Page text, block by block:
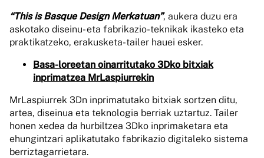
“This is Basque Design Merkatuan”, aukera duzu era
askotako diseinu- eta fabrikazio-teknikak ikasteko eta
praktikatzeko, erakusketa-tailer hauei esker.
Basa-loreetan oinarritutako 3Dko bitxiak
inprimatzea MrLaspiurrekin
MrLaspiurrek 3Dn inprimatutako bitxiak sortzen ditu,
artea, diseinua eta teknologia berriak uztartuz. Tailer
honen xedea da hurbiltzea 3Dko inprimaketara eta
ehungintzari aplikatutako fabrikazio digitaleko sistema
berriztagarrietara.